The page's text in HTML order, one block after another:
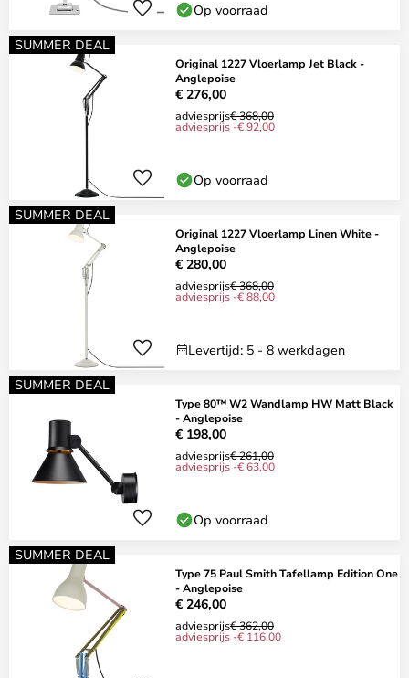
Op voorraad
SUMMER DEAL
Original 1227 Vloerlamp Jet Black -
Anglepoise
€ 276,00
adviesprijs€ 368,00
adviesprijs -€ 92,00
Op voorraad
SUMMER DEAL
Original 1227 Vloerlamp Linen White -
Anglepoise
€ 280,00
adviesprijs€ 368,00
adviesprijs -€ 88,00
Levertijd: 5 - 8 werkdagen
SUMMER DEAL
Type 80™ W2 Wandlamp HW Matt Black
- Anglepoise
€ 198,00
adviesprijs€ 261,00
adviesprijs -€ 63,00
Op voorraad
SUMMER DEAL
Type 75 Paul Smith Tafellamp Edition One
- Anglepoise
€ 246,00
adviesprijs€ 362,00
adviesprijs -€ 116,00